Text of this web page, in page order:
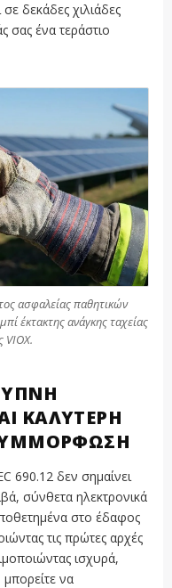
δεκάδες χιλιάδες
σας ένα τεράστιο
ασφαλείας παθητικών
έκτακτης ανάγκης ταχείας
VIOX.
ΚΑΛΎΤΕΡΗ
690.12 δεν σημαίνει
σύνθετα ηλεκτρονικά
στο έδαφος
τις πρώτες αρχές
ισχυρά,
να